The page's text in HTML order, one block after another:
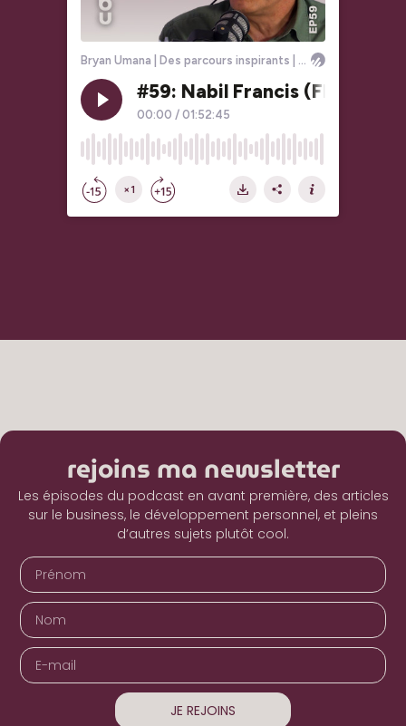
rejoins ma newsletter
Les épisodes du podcast en avant première, des articles
sur le business, le développement personnel, et pleins
d’autres sujets plutôt cool.
JE REJOINS